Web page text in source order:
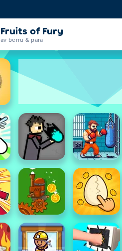
Fruits of Fury
av berru & para